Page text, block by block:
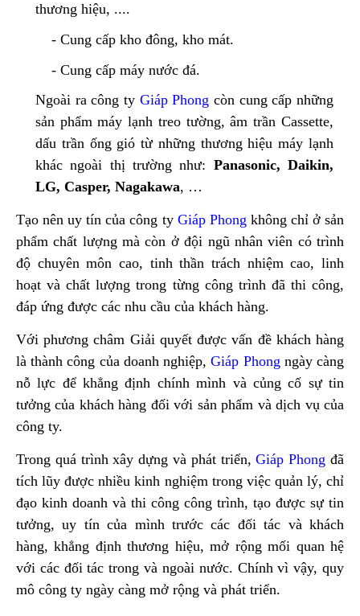
thương hiệu, ....
- Cung cấp kho đông, kho mát.
- Cung cấp máy nước đá.
Ngoài ra công ty Giáp Phong còn cung cấp những
sản phẩm máy lạnh treo tường, âm trần Cassette,
dấu trần ống gió từ những thương hiệu máy lạnh
khác ngoài thị trường như: Panasonic, Daikin,
LG, Casper, Nagakawa, …
Tạo nên uy tín của công ty Giáp Phong không chỉ ở sản
phẩm chất lượng mà còn ở đội ngũ nhân viên có trình
độ chuyên môn cao, tinh thần trách nhiệm cao, linh
hoạt và chất lượng trong từng công trình đã thi công,
đáp ứng được các nhu cầu của khách hàng.
Với phương châm Giải quyết được vấn đề khách hàng
là thành công của doanh nghiệp,Giáp Phong ngày càng
nỗ lực để khẳng định chính mình và củng cố sự tin
tưởng của khách hàng đối với sản phẩm và dịch vụ của
công ty.
Trong quá trình xây dựng và phát triển,Giáp Phongđã
tích lũy được nhiều kinh nghiệm trong việc quản lý, chỉ
đạo kinh doanh và thi công công trình, tạo được sự tin
tưởng, uy tín của mình trước các đối tác và khách
hàng, khẳng định thương hiệu, mở rộng mối quan hệ
với các đối tác trong và ngoài nước. Chính vì vậy, quy
mô công ty ngày càng mở rộng và phát triển.